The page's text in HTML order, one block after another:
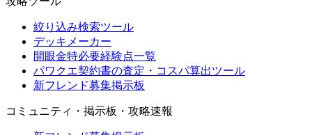
絞り込み検索ツール
デッキメーカー
開眼金特必要経験点一覧
パワクエ契約書の査定・コスパ算出ツール
新フレンド募集掲示板
コミュニティ・掲示板・攻略速報